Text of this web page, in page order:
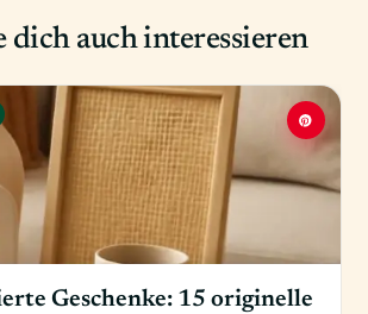
dich auch interessieren
Geschenke: 15 originelle